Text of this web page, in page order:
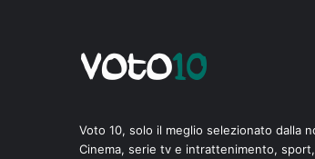
Voto 10, solo il meglio selezionato dalla
Cinema, serie tv e intrattenimento,